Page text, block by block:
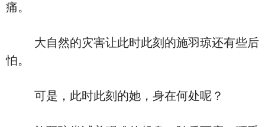
痛。
大自然的灾害让此时此刻的施羽琼还有些后
怕。
可是，此时此刻的她，身在何处呢？